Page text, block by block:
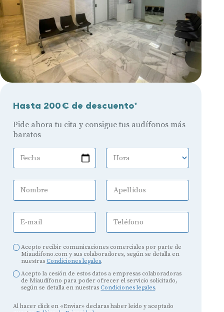
Hasta 200€ de descuento*
Pide ahora tu cita y consigue tus audífonos más
baratos
Fecha Hora
Nombre Apellidos
E-mail Teléfono
Acepto recibir comunicaciones comerciales por parte de
Miaudifono.com y sus colaboradores, según se detalla en
nuestras Condiciones legales.
Acepto la cesión de estos datos a empresas colaboradoras
de Miaudífono para poder ofrecer el servicio solicitado,
según se detalla en nuestras Condiciones legales.
Al hacer click en «Enviar» declaras haber leído y aceptado